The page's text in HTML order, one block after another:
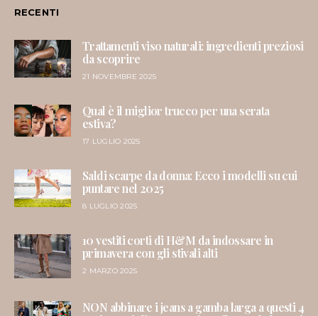
RECENTI
Trattamenti viso naturali: ingredienti preziosi
da scoprire
21 NOVEMBRE 2025
Qual è il miglior trucco per una serata
estiva?
17 LUGLIO 2025
Saldi scarpe da donna: Ecco i modelli su cui
puntare nel 2025
8 LUGLIO 2025
10 vestiti corti di H&M da indossare in
primavera con gli stivali alti
2 MARZO 2025
NON abbinare i jeans a gamba larga a questi 4